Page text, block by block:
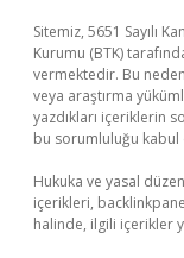
Sitemiz, 5651 Sayılı
Kurumu (BTK)
vermektedir. Bu
veya araştırma
yazdıkları içeriklerin
bu sorumluluğu kabul
Hukuka ve yasal
içerikleri,
halinde, ilgili içerikler